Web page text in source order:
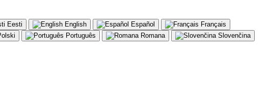
Eesti English Español
Français
Português Romana
Slovenčina